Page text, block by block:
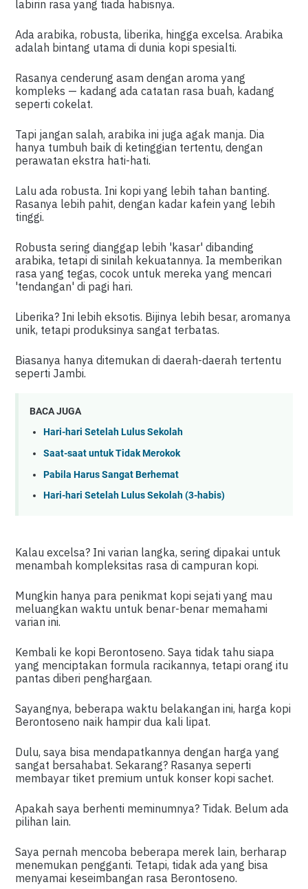
labirin rasa yang tiada habisnya.
Ada arabika, robusta, liberika, hingga excelsa. Arabika
adalah bintang utama di dunia kopi spesialti.
Rasanya cenderung asam dengan aroma yang
kompleks — kadang ada catatan rasa buah, kadang
seperti cokelat.
Tapi jangan salah, arabika ini juga agak manja. Dia
hanya tumbuh baik di ketinggian tertentu, dengan
perawatan ekstra hati-hati.
Lalu ada robusta. Ini kopi yang lebih tahan banting.
Rasanya lebih pahit, dengan kadar kafein yang lebih
tinggi.
Robusta sering dianggap lebih 'kasar' dibanding
arabika, tetapi di sinilah kekuatannya. Ia memberikan
rasa yang tegas, cocok untuk mereka yang mencari
'tendangan' di pagi hari.
Liberika? Ini lebih eksotis. Bijinya lebih besar, aromanya
unik, tetapi produksinya sangat terbatas.
Biasanya hanya ditemukan di daerah-daerah tertentu
seperti Jambi.
BACA JUGA
Hari-hari Setelah Lulus Sekolah
Saat-saat untuk Tidak Merokok
Pabila Harus Sangat Berhemat
Hari-hari Setelah Lulus Sekolah (3-habis)
Kalau excelsa? Ini varian langka, sering dipakai untuk
menambah kompleksitas rasa di campuran kopi.
Mungkin hanya para penikmat kopi sejati yang mau
meluangkan waktu untuk benar-benar memahami
varian ini.
Kembali ke kopi Berontoseno. Saya tidak tahu siapa
yang menciptakan formula racikannya, tetapi orang itu
pantas diberi penghargaan.
Sayangnya, beberapa waktu belakangan ini, harga kopi
Berontoseno naik hampir dua kali lipat.
Dulu, saya bisa mendapatkannya dengan harga yang
sangat bersahabat. Sekarang? Rasanya seperti
membayar tiket premium untuk konser kopi sachet.
Apakah saya berhenti meminumnya? Tidak. Belum ada
pilihan lain.
Saya pernah mencoba beberapa merek lain, berharap
menemukan pengganti. Tetapi, tidak ada yang bisa
menyamai keseimbangan rasa Berontoseno.